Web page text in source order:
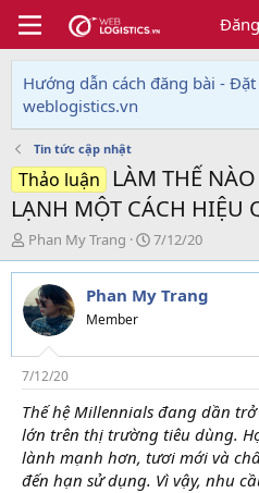
Hướng dẫn cách đăng bài -
weblogistics.vn
Tin tức cập nhật
Thảo luận
LÀM THẾ
LẠNH MỘT CÁCH HIỆU
T
h
r
e
a
d
s
t
a
r
t
e
r
Phan My Trang
N
g
à
y
i
7/12/20
Phan My Trang
Member
7/12/20
Thế hệ Millennials đang dần
lớn trên thị trường tiêu dùng.
lành mạnh hơn, tươi mới và
đến hạn sử dụng. Vì vậy, nhu